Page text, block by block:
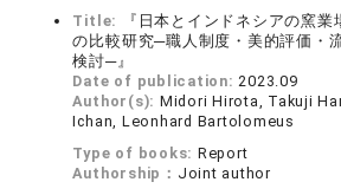
Title:
『日本とインドネシアの窯
の比較研究─職人制度・美的評価・
検討─』
Date of publication:2023.09
Author(s): Midori Hirota, Takuji
Ichan, Leonhard Bartolomeus
Type of books: Report
Authorship： Joint author